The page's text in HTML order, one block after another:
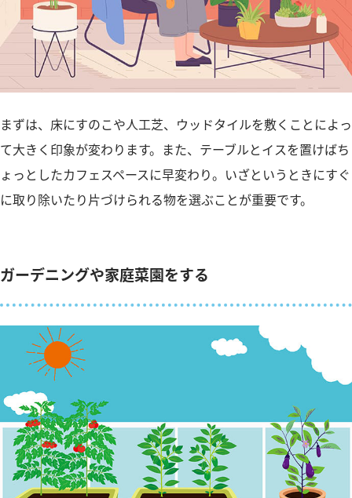
まずは、床にすのこや人工芝、ウッドタイルを敷くことによっ
て大きく印象が変わります。また、テーブルとイスを置けばち
ょっとしたカフェスペースに早変わり。いざというときにすぐ
に取り除いたり片づけられる物を選ぶことが重要です。
ガーデニングや家庭菜園をする